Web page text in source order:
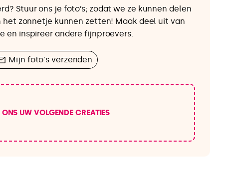
Stuur ons je foto’s; zodat we ze kunnen delen
zonnetje kunnen zetten! Maak deel uit van
en inspireer andere fijnproevers.
Mijn foto's verzenden
ONS UW VOLGENDE CREATIES